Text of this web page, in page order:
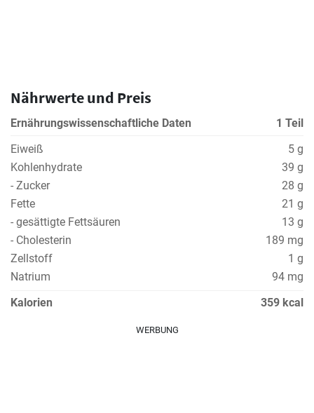
Nährwerte und Preis
Ernährungswissenschaftliche Daten
1 Teil
Eiweiß
5 g
Kohlenhydrate
39 g
- Zucker
28 g
Fette
21 g
- gesättigte Fettsäuren
13 g
- Cholesterin
189 mg
Zellstoff
1 g
Natrium
94 mg
Kalorien
359 kcal
WERBUNG